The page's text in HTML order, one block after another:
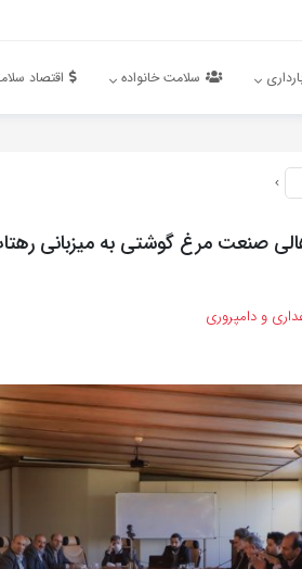
سلامت خانواده اقتصاد
صنعت مرغ گوشتی به میزبانی
و دامپروری